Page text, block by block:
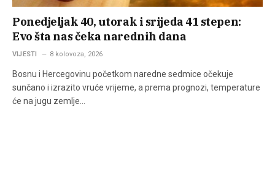
Ponedjeljak 40, utorak i srijeda 41 stepen:
Evo šta nas čeka narednih dana
VIJESTI 8 kolovoza, 2026
Bosnu i Hercegovinu početkom naredne sedmice očekuje
sunčano i izrazito vruće vrijeme, a prema prognozi, temperature
će na jugu zemlje…